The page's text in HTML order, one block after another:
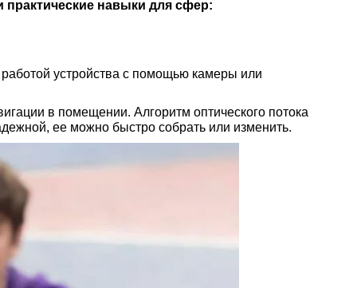
навыки для сфер:
устройства с помощью камеры или
в помещении. Алгоритм оптического потока
ее можно быстро собрать или изменить.